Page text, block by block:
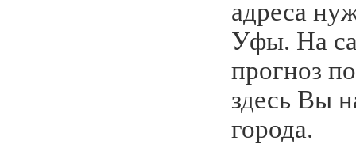
адреса
Уфы. На
прогноз
здесь Вы
города.